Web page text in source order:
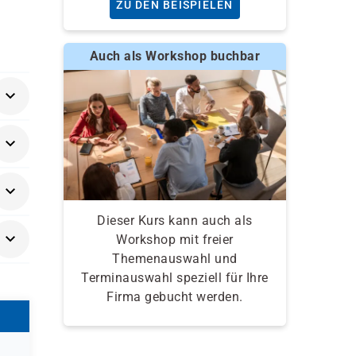
ZU DEN BEISPIELEN
Auch als Workshop buchbar
Dieser Kurs kann auch als
Workshop mit freier
Themenauswahl und
Terminauswahl speziell für Ihre
Firma gebucht werden.